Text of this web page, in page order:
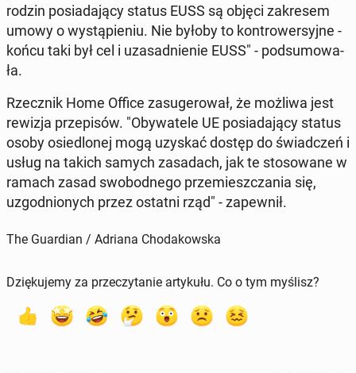
rodzin po­sia­da­ją­cy status EUSS są objęci za­kre­sem
umowy o wy­stą­pie­niu. Nie byłoby to kon­tro­wer­syj­ne -
końcu taki był cel i uza­sad­nie­nie EUSS" - pod­su­mo­wa­
ła.
Rzecz­nik Home Office za­su­ge­ro­wał, że możliwa jest
rewizja prze­pi­sów. "Oby­wa­te­le UE po­sia­da­ją­cy status
osoby osie­dlo­nej mogą uzyskać dostęp do świad­czeń i
usług na takich samych za­sa­dach, jak te sto­so­wa­ne w
ramach zasad swo­bod­ne­go prze­miesz­cza­nia się,
uzgod­nio­nych przez ostatni rząd" - za­pew­nił.
The Guardian / Adriana Chodakowska
Dziękujemy za przeczytanie artykułu. Co o tym myślisz?